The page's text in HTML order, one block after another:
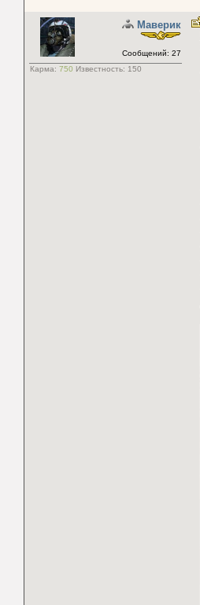
Маверик
Сообщений: 27
Карма: 750 Известность: 150